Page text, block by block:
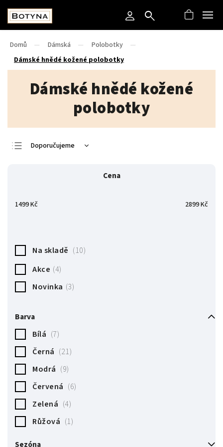
Domů / Dámská / Polobotky
/
Dámské hnědé kožené polobotky
Dámské hnědé kožené
polobotky
Doporučujeme
Abecedně
Cena
1499Kč 2899Kč
Na skladě
10
Akce 4
Novinka 3
Barva
Bílá
7
Černá
21
Modrá
9
Červená
6
Zelená
4
Růžová
1
Sezóna